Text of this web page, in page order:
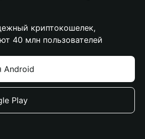
криптокошелек,
40 млн пользователей
Android
Play